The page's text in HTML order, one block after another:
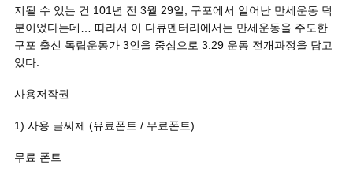
지될 수 있는 건 101년 전 3월 29일, 구포에서 일어난 만세운동 덕
분이었다는데… 따라서 이 다큐멘터리에서는 만세운동을 주도한
구포 출신 독립운동가 3인을 중심으로 3.29 운동 전개과정을 담고
있다.
사용저작권
1) 사용 글씨체 (유료폰트 / 무료폰트)
무료 폰트